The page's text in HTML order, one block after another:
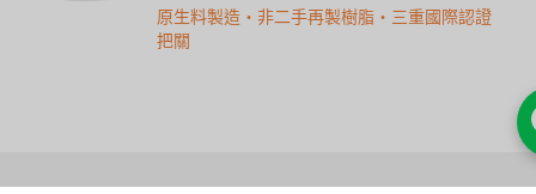
原生料製造・非二手再製樹脂・三重國際認證
把關